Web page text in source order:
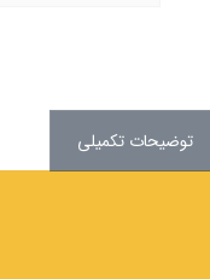
توضیحات تکمیلی